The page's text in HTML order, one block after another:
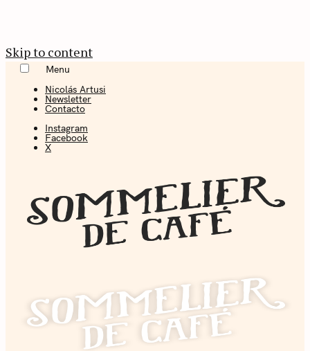
Skip to content
Menu
Nicolás Artusi
Newsletter
Contacto
Instagram
Facebook
X